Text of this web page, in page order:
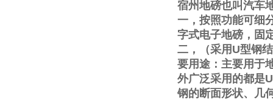
宿州地磅也叫汽车
一，按照功能可细
字式电子地磅，固
二，（采用 U型钢
要用途：主要用于
外广泛采用的都是U
钢的断面形状、几